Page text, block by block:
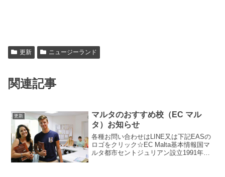
更新 ニュージーランド
関連記事
更新
マルタのおすすめ校（EC マル
タ）お知らせ
各種お問い合わせはLINE又は下記EASの
ロゴをクリック☆EC Malta基本情報国マ
ルタ都市セントジュリアン設立1991年レ